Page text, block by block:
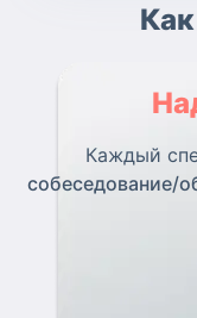
Каждый
собеседование/